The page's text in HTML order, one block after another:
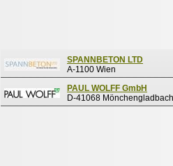
SPANNBETON LTD
A-1100 Wien
PAUL WOLFF GmbH
D-41068 Mönchengladbach